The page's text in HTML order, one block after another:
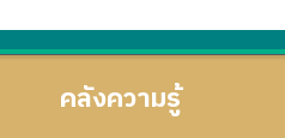
คลังความรู้